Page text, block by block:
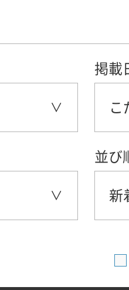
掲載
こ
並び
新